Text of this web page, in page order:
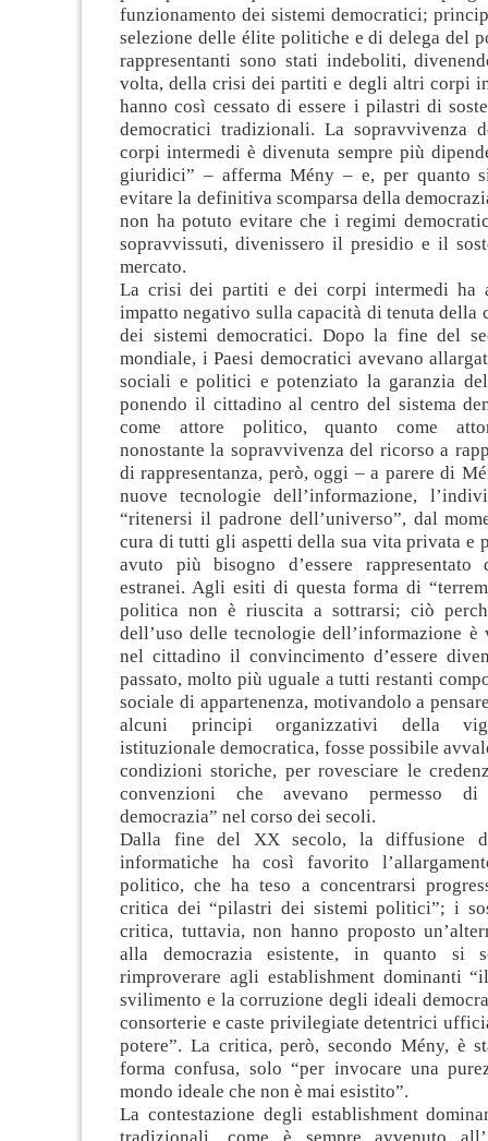
funzionamento dei sistemi democratici;
selezione delle élite politiche e di delega del
rappresentanti sono stati indeboliti,
volta, della crisi dei partiti e degli altri corpi
hanno così cessato di essere i pilastri di
democratici tradizionali. La sopravvivenza
corpi intermedi è divenuta sempre più
giuridici” – afferma Mény – e, per quanto
evitare la definitiva scomparsa della
non ha potuto evitare che i regimi
sopravvissuti, divenissero il presidio e il
mercato.
La crisi dei partiti e dei corpi intermedi ha
impatto negativo sulla capacità di tenuta della
dei sistemi democratici. Dopo la fine del
mondiale, i Paesi democratici avevano
sociali e politici e potenziato la garanzia
ponendo il cittadino al centro del sistema
come attore politico, quanto come
nonostante la sopravvivenza del ricorso a
di rappresentanza, però, oggi – a parere di
nuove tecnologie dell’informazione,
“ritenersi il padrone dell’universo”, dal
cura di tutti gli aspetti della sua vita privata e
avuto più bisogno d’essere
estranei. Agli esiti di questa forma di
politica non è riuscita a sottrarsi; ciò
dell’uso delle tecnologie dell’informazione è
nel cittadino il convincimento d’essere
passato, molto più uguale a tutti restanti
sociale di appartenenza, motivandolo a
alcuni principi organizzativi della
istituzionale democratica, fosse possibile
condizioni storiche, per rovesciare le
convenzioni che avevano permesso
democrazia” nel corso dei secoli.
Dalla fine del XX secolo, la diffusione
informatiche ha così favorito
politico, che ha teso a concentrarsi
critica dei “pilastri dei sistemi politici”; i
critica, tuttavia, non hanno proposto
alla democrazia esistente, in quanto si
rimproverare agli establishment dominanti
svilimento e la corruzione degli ideali
consorterie e caste privilegiate detentrici
potere”. La critica, però, secondo Mény, è
forma confusa, solo “per invocare una
mondo ideale che non è mai esistito”.
La contestazione degli establishment